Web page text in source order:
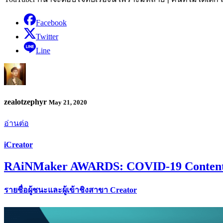
Facebook
Twitter
Line
zealotzephyr May 21, 2020
อ่านต่อ
iCreator
RAiNMaker AWARDS: COVID-19
รายชื่อผู้ชนะและผู้เข้าชิงสาขา Creator